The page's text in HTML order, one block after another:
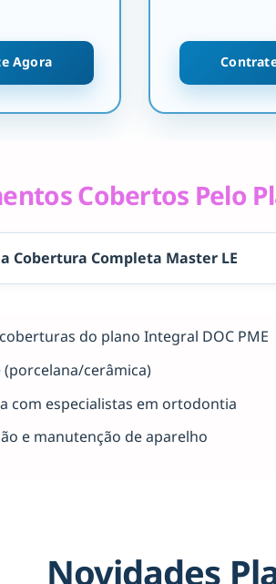
Agora
Cobertos Pelo
Cobertura Completa Master LE
do plano Integral DOC PME
(porcelana/cerâmica)
com especialistas em ortodontia
e manutenção de aparelho
Novidades